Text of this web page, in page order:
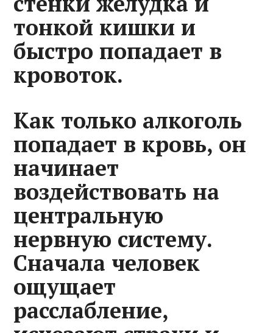
тонкой кишки и
быстро попадает в
кровоток.
Как только алкоголь
попадает в кровь, он
начинает
воздействовать на
центральную
нервную систему.
Сначала человек
ощущает
расслабление,